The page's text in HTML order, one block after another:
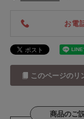
お電
このページのリ
商品のご